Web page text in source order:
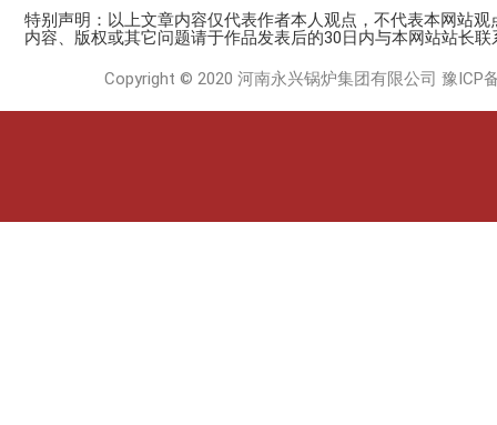
特别声明：以上文章内容仅代表作者本人观点，不代表本网站
内容、版权或其它问题请于作品发表后的30日内与本网站站长联
Copyright © 2020 河南永兴锅炉集团有限公司 豫ICP